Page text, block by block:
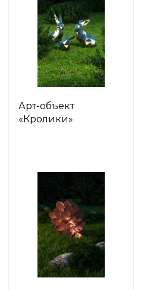
Арт-объект
«Кролики»